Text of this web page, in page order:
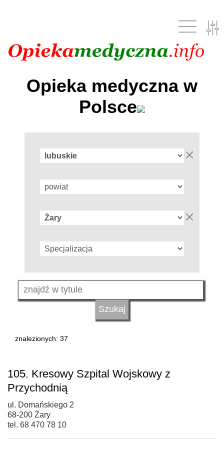
Opieka medyczna w
Polsce
znalezionych: 37
105. Kresowy Szpital Wojskowy z
Przychodnią
ul. Domańskiego 2
68-200 Żary
tel. 68 470 78 10